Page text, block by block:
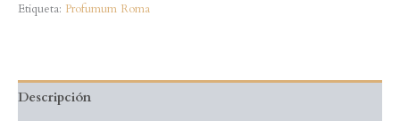
Etiqueta: Profumum Roma
Descripción